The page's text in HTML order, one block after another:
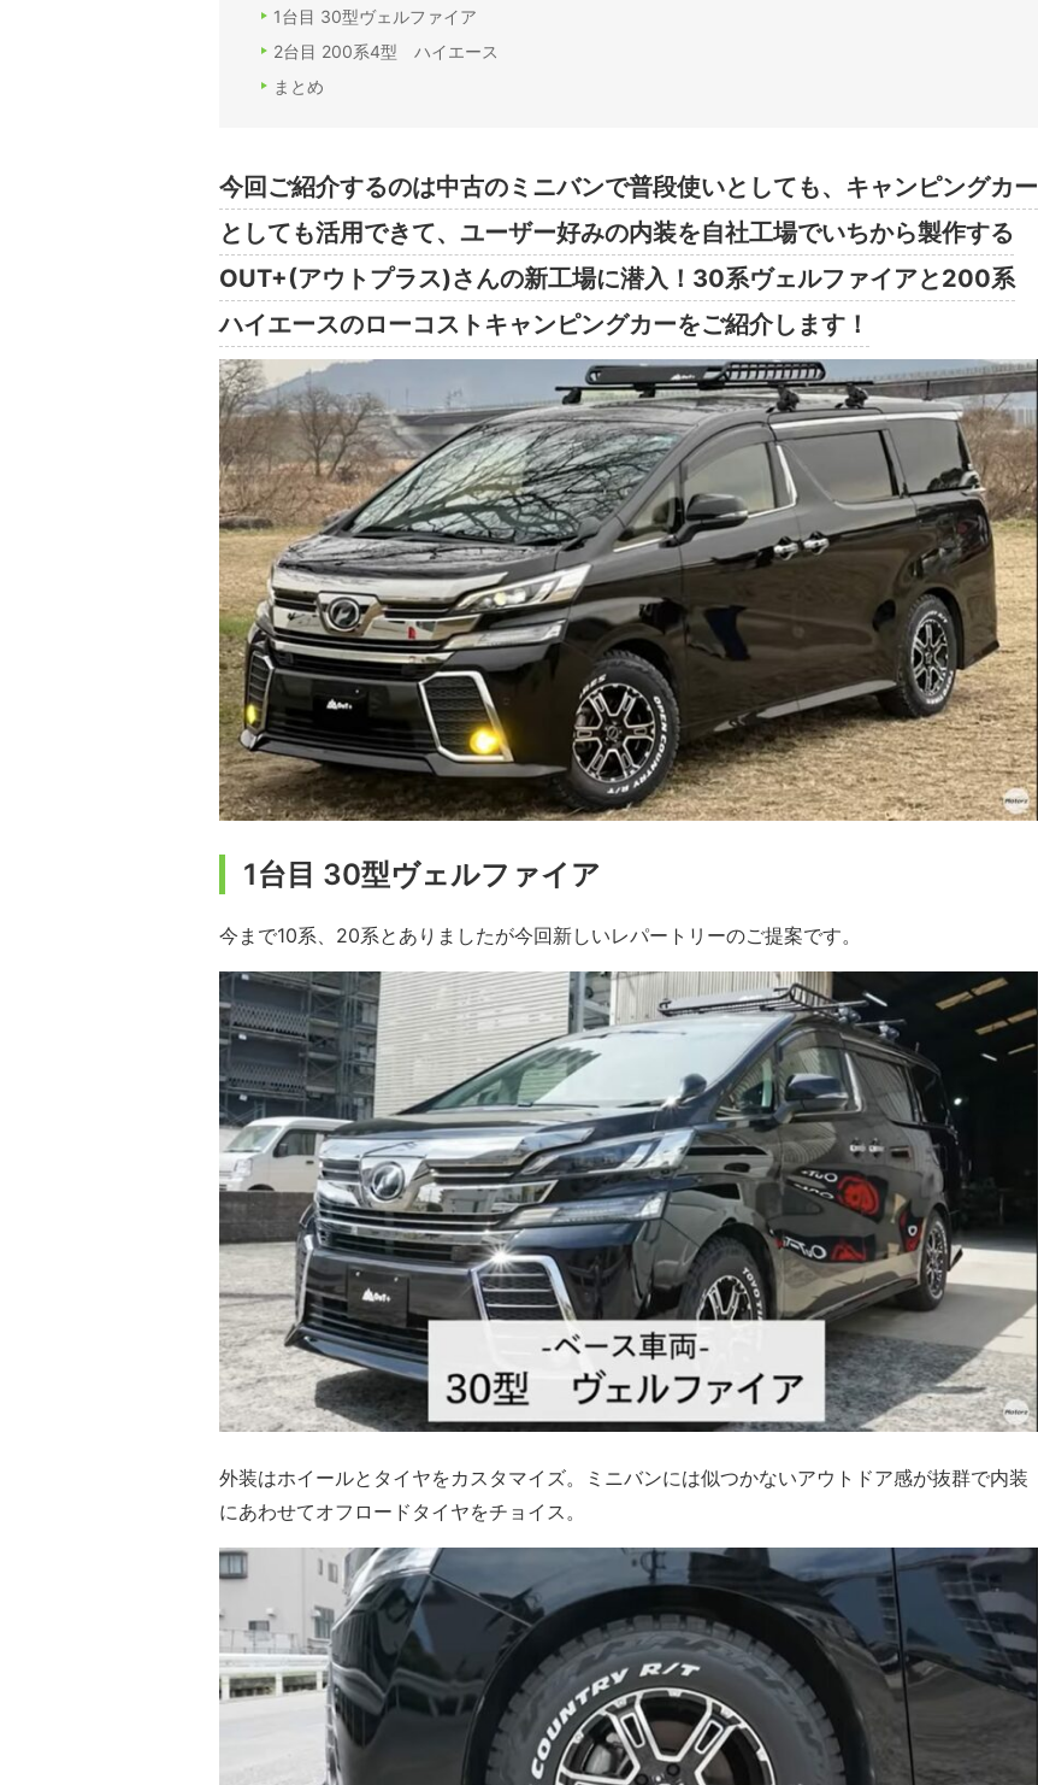
1台目 30型ヴェルファイア
2台目 200系4型 ハイエース
まとめ
今回ご紹介するのは中古のミニバンで普段使いとしても、キャンピングカー
としても活用できて、ユーザー好みの内装を自社工場でいちから製作する
OUT+(アウトプラス)さんの新工場に潜入！30系ヴェルファイアと200系
ハイエースのローコストキャンピングカーをご紹介します！
1台目 30型ヴェルファイア
今まで10系、20系とありましたが今回新しいレパートリーのご提案です。
外装はホイールとタイヤをカスタマイズ。ミニバンには似つかないアウトドア感が抜群で内装
にあわせてオフロードタイヤをチョイス。